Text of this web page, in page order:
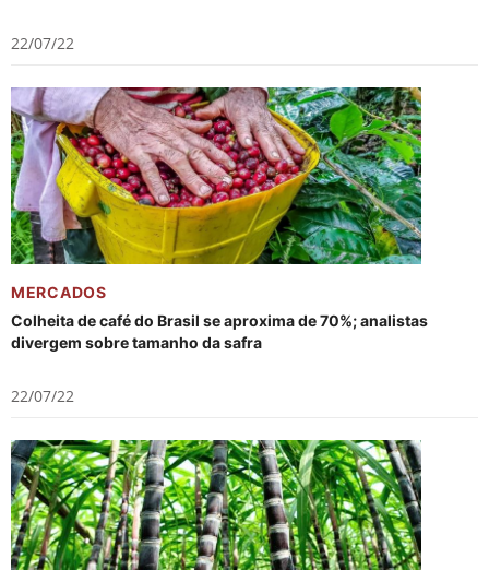
22/07/22
MERCADOS
Colheita de café do Brasil se aproxima de 70%; analistas
divergem sobre tamanho da safra
22/07/22